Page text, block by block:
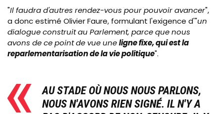
"Il faudra d'autres rendez-vous pour pouvoir avancer",
a donc estimé Olivier Faure, formulant l'exigence d'"un
dialogue construit au Parlement, parce que nous
avons de ce point de vue uneligne fixe, qui est la
reparlementarisation de la vie politique".
AU STADE OÙ NOUS NOUS PARLONS,
NOUS N'AVONS RIEN SIGNÉ. IL N'Y A